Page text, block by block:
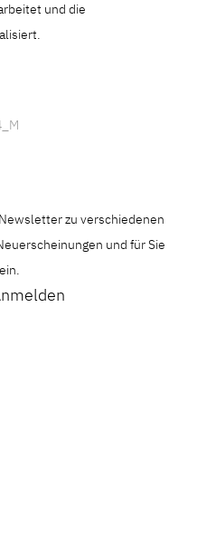
und die
zu verschiedenen
und für Sie